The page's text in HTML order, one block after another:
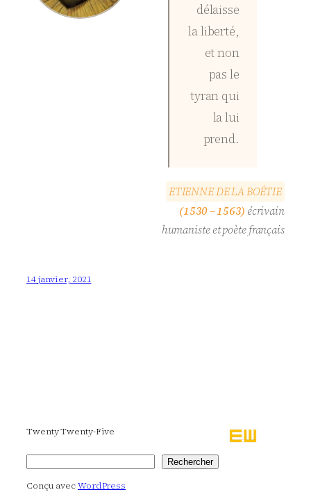
délaisse
la liberté,
et non
pas le
tyran qui
la lui
prend.
ETIENNEDELABOÉTIE
(1530 – 1563) écrivain
humaniste et poète français
14 janvier, 2021
Twenty Twenty-Five
Rechercher Rechercher
Conçu avecWordPress